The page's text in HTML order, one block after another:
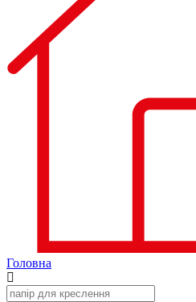
Головна